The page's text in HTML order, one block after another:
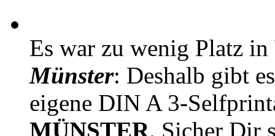
Es war zu wenig Platz in
Münster: Deshalb gibt
eigene DIN A 3-
MÜNSTER. Sicher Dir